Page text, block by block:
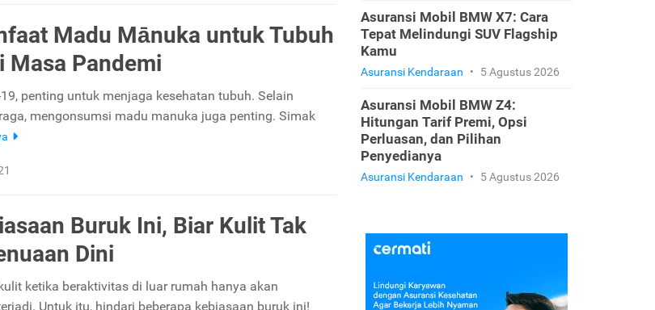
Madu Mānuka untuk Tubuh
Masa Pandemi
penting untuk menjaga kesehatan tubuh. Selain
mengonsumsi madu manuka juga penting. Simak
Buruk Ini, Biar Kulit Tak
Dini
ketika beraktivitas di luar rumah hanya akan
Untuk itu, hindari beberapa kebiasaan buruk ini!
Asuransi Mobil BMW X7: Cara
Tepat Melindungi SUV Flagship
Kamu
Asuransi Kendaraan • 5 Agustus 2026
Asuransi Mobil BMW Z4:
Hitungan Tarif Premi, Opsi
Perluasan, dan Pilihan
Penyedianya
Asuransi Kendaraan • 5 Agustus 2026